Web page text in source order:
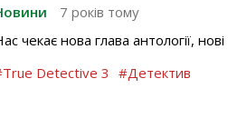
7 років тому
чекає нова глава антології,
Detective 3 #Детектив